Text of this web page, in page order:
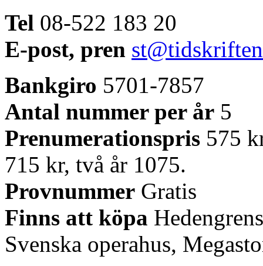
Tel 08-522 183 20
E-post, pren
Bankgiro 5701-7857
Antal nummer per år 5
Prenumerationspris 575
715 kr, två år 1075.
Provnummer Gratis
Finns att köpa
Svenska operahus,